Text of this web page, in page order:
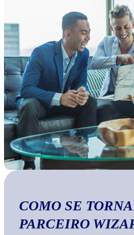
COMO SE
PARCEIRO